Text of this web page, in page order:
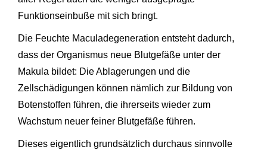
Funktionseinbuße mit sich bringt.
Die Feuchte Maculadegeneration entsteht dadurch,
dass der Organismus neue Blutgefäße unter der
Makula bildet: Die Ablagerungen und die
Zellschädigungen können nämlich zur Bildung von
Botenstoffen führen, die ihrerseits wieder zum
Wachstum neuer feiner Blutgefäße führen.
Dieses eigentlich grundsätzlich durchaus sinnvolle